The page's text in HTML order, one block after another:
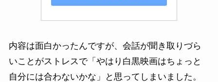
内容は面白かったんですが、会話が聞き取りづら
いことがストレスで「やはり白黒映画はちょっと
自分には合わないかな」と思ってしまいました。